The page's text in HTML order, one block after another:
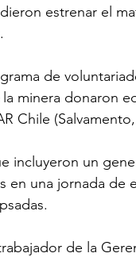
estrenar el
de
minera donaron
Chile
incluyeron un
en una jornada de
de la